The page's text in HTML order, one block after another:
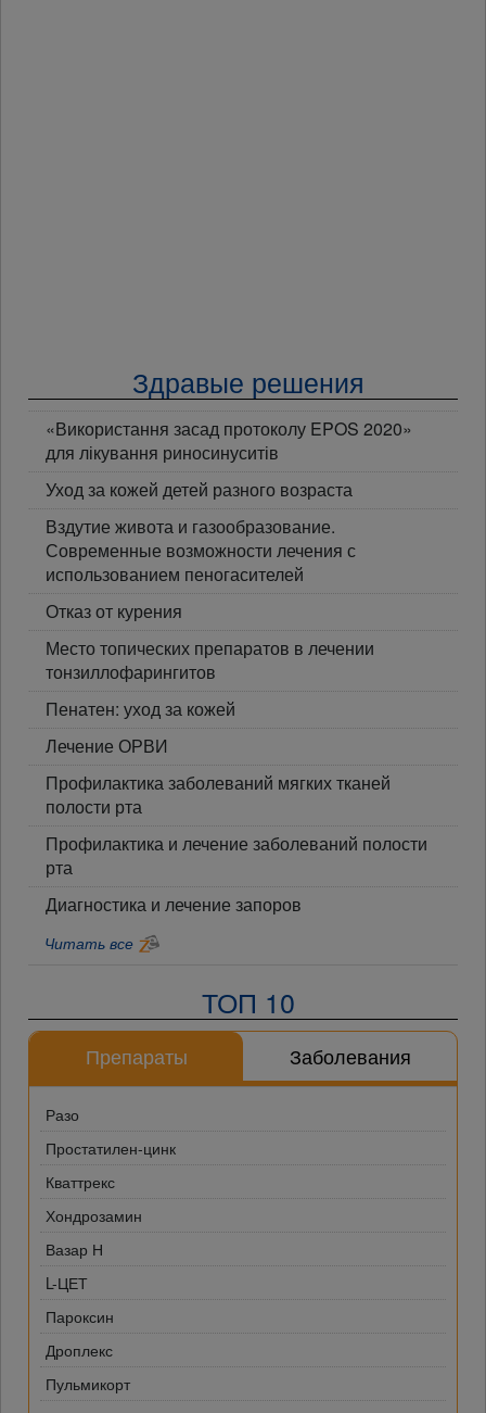
Здравые решения
«Використання засад протоколу EPOS 2020»
для лікування риносинуситів
Уход за кожей детей разного возраста
Вздутие живота и газообразование.
Современные возможности лечения с
использованием пеногасителей
Отказ от курения
Место топических препаратов в лечении
тонзиллофарингитов
Пенатен: уход за кожей
Лечение ОРВИ
Профилактика заболеваний мягких тканей
полости рта
Профилактика и лечение заболеваний полости
рта
Диагностика и лечение запоров
Читать все
ТОП 10
Препараты Заболевания
Разо
Простатилен-цинк
Кваттрекс
Хондрозамин
Вазар Н
L-ЦЕТ
Пароксин
Дроплекс
Пульмикорт